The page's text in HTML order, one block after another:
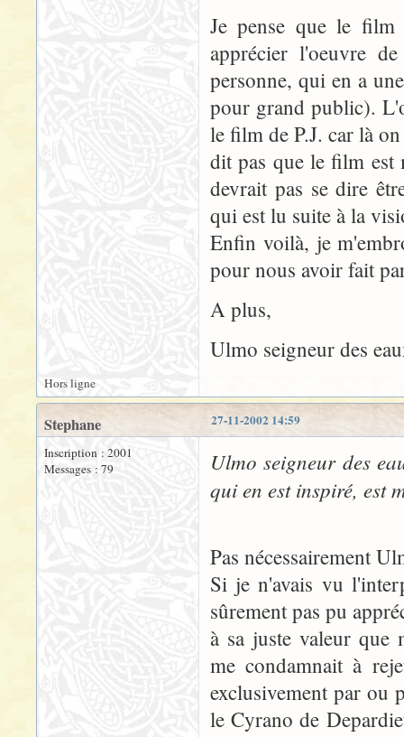
Je pense que le film
apprécier l'oeuvre
personne, qui en a
pour grand public).
le film de P.J. car là
dit pas que le film est
devrait pas se dire
qui est lu suite à la
Enfin voilà, je
pour nous avoir fait
A plus,
Ulmo seigneur des
Hors ligne
27-11-2002 14:59
Stephane
Inscription : 2001
Messages : 79
Ulmo seigneur des
qui en est inspiré, est
Pas nécessairement
Si je n'avais vu
sûrement pas pu
à sa juste valeur que
me condamnait à
exclusivement par ou
le Cyrano de